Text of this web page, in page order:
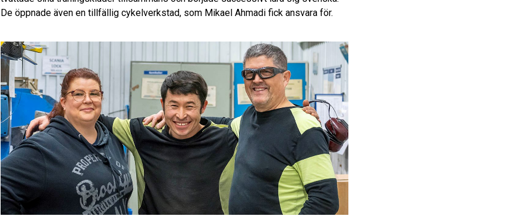
De öppnade även en tillfällig cykelverkstad, som Mikael Ahmadi fick ansvara för.